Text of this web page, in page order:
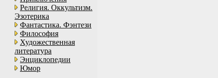
Религия. Оккультизм.
Эзотерика
Фантастика. Фэнтези
Философия
Художественная
литература
Энциклопедии
Юмор